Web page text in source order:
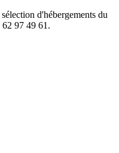
d'hébergements du
62 97 49 61.